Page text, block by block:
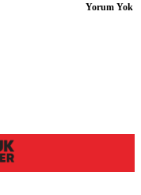
Yorum Yok